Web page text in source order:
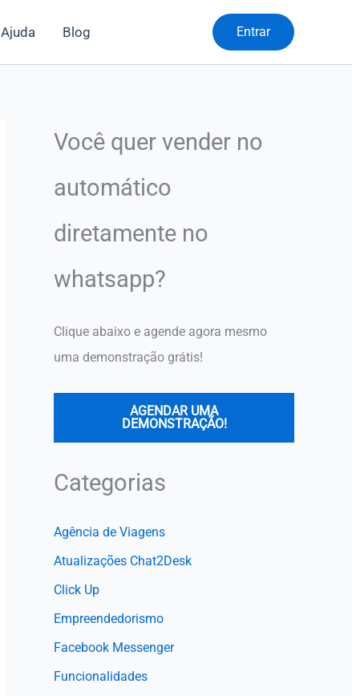
Ajuda Blog Entrar
Você quer vender no
automático
diretamente no
whatsapp?
Clique abaixo e agende agora mesmo
uma demonstração grátis!
AGENDAR UMA
DEMONSTRAÇÃO!
Categorias
Agência de Viagens
Atualizações Chat2Desk
Click Up
Empreendedorismo
Facebook Messenger
Funcionalidades